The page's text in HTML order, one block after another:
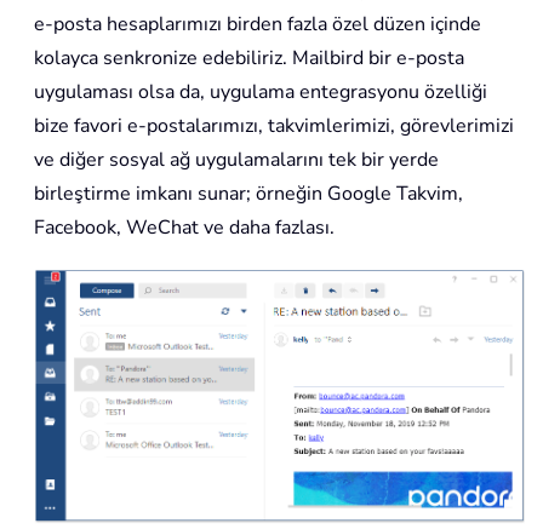
e-posta hesaplarımızı birden fazla özel düzen içinde
kolayca senkronize edebiliriz. Mailbird bir e-posta
uygulaması olsa da, uygulama entegrasyonu özelliği
bize favori e-postalarımızı, takvimlerimizi, görevlerimizi
ve diğer sosyal ağ uygulamalarını tek bir yerde
birleştirme imkanı sunar; örneğin Google Takvim,
Facebook, WeChat ve daha fazlası.